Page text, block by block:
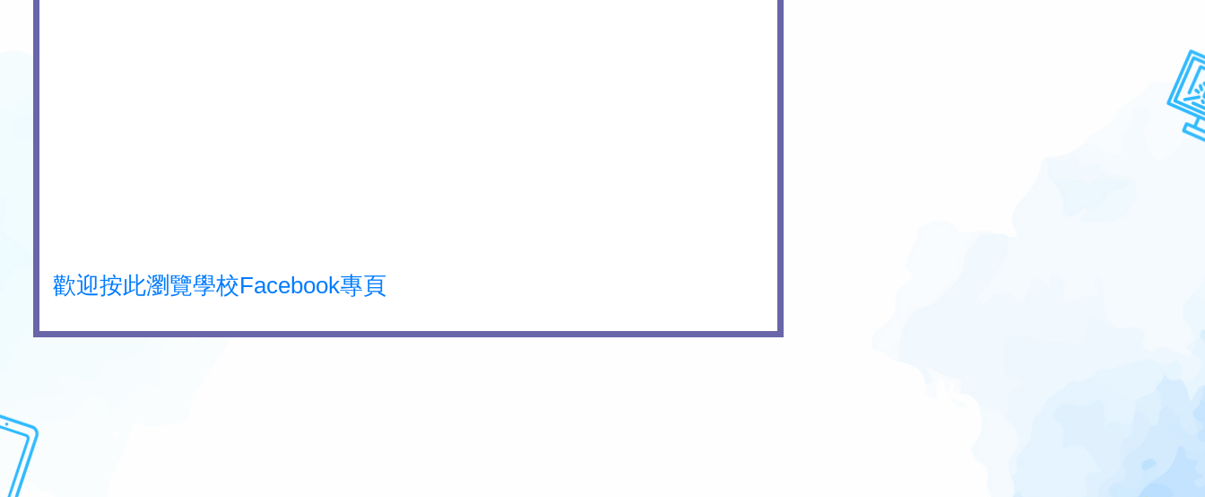
歡迎按此瀏覽學校Facebook專頁